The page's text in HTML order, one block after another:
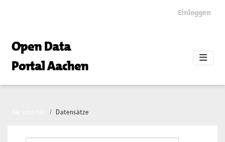
Einloggen
Open Data
Portal Aachen
Datensätze